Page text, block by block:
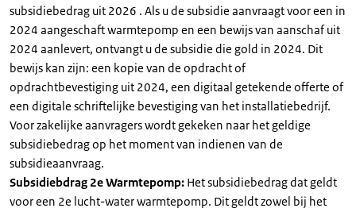
subsidiebedrag uit 2026 . Als u de subsidie aanvraagt voor een in
2024 aangeschaft warmtepomp en een bewijs van aanschaf uit
2024 aanlevert, ontvangt u de subsidie die gold in 2024. Dit
bewijs kan zijn: een kopie van de opdracht of
opdrachtbevestiging uit 2024, een digitaal getekende offerte of
een digitale schriftelijke bevestiging van het installatiebedrijf.
Voor zakelijke aanvragers wordt gekeken naar het geldige
subsidiebedrag op het moment van indienen van de
subsidieaanvraag.
Subsidiebdrag 2e Warmtepomp: Het subsidiebedrag dat geldt
voor een 2e lucht-water warmtepomp. Dit geldt zowel bij het